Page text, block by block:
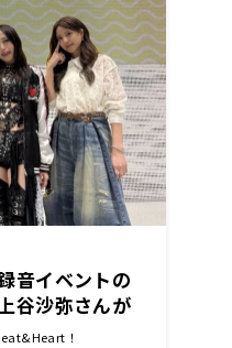
音イベントの
谷沙弥さんが
？『アインシ
！